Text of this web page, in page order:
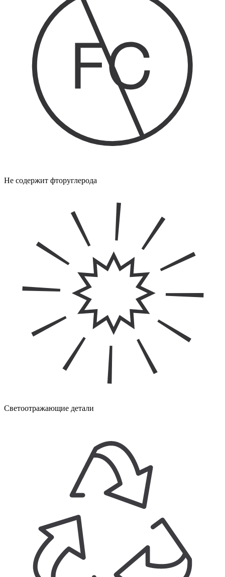
Не содержит фторуглерода
Светоотражающие детали